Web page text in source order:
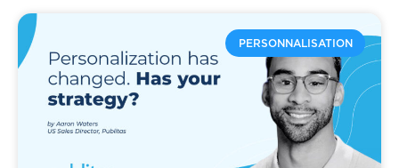
PERSONNALISATION